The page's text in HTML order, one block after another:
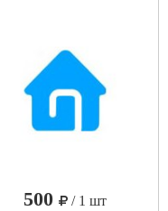
500
/ 1 шт